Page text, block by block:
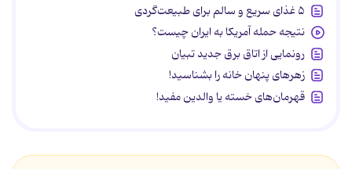
۵ غذای سریع و سالم برای طبیعت‌گردی
نتیجه حمله آمریکا به ایران چیست؟
رونمایی از اتاق برق جدید تبیان
زهرهای پنهان خانه را بشناسید!
قهرمان‌های خسته یا والدین مفید!